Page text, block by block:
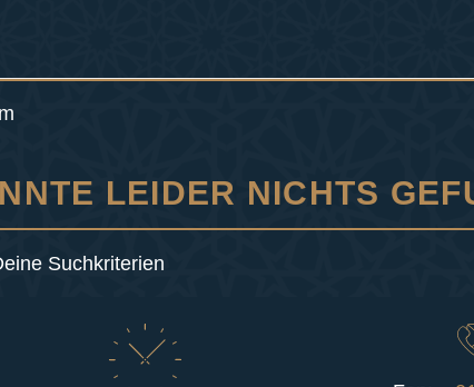
LEIDER NICHTS
Suchkriterien